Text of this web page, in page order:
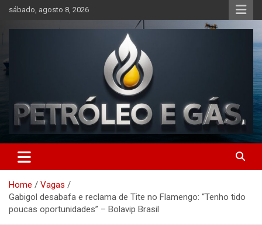
Skip
content
sábado, agosto 8, 2026
Petróleo e Gás | Últimas
notícias relacionadas a
petróleo, gás, vagas de
emprego, energia, setor
Home
Vagas
Gabigol desabafa e reclama de Tite no Flamengo: “Tenho tido
poucas oportunidades” – Bolavip Brasil